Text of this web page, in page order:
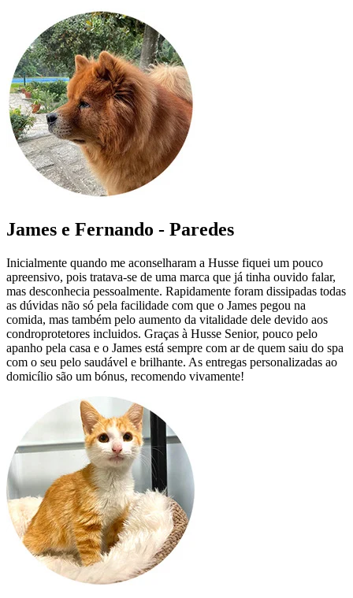
James e Fernando - Paredes
Inicialmente quando me aconselharam a Husse fiquei um pouco
apreensivo, pois tratava-se de uma marca que já tinha ouvido falar,
mas desconhecia pessoalmente. Rapidamente foram dissipadas todas
as dúvidas não só pela facilidade com que o James pegou na
comida, mas também pelo aumento da vitalidade dele devido aos
condroprotetores incluidos. Graças à Husse Senior, pouco pelo
apanho pela casa e o James está sempre com ar de quem saiu do spa
com o seu pelo saudável e brilhante. As entregas personalizadas ao
domicílio são um bónus, recomendo vivamente!